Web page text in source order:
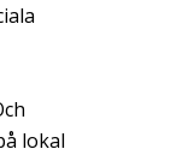
lokal